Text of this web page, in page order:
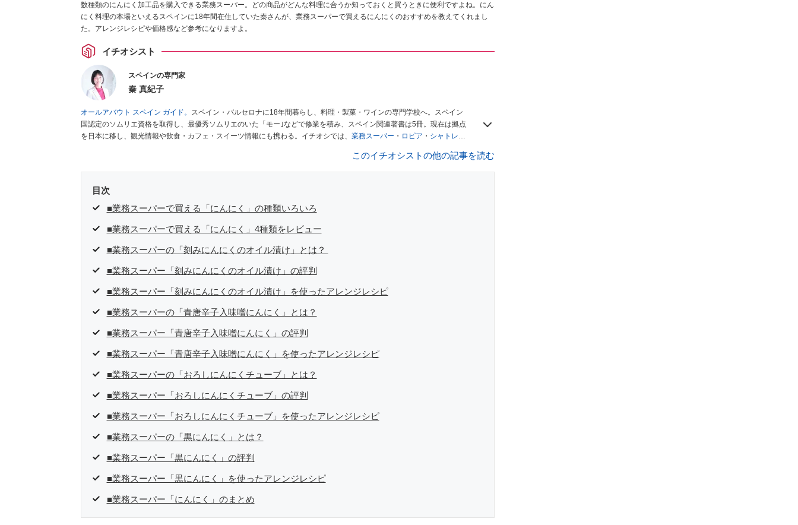
数種類のにんにく加工品を購入できる業務スーパー。どの商品がどんな料理に合うか知っておくと買うときに便利ですよね。にん
にく料理の本場といえるスペインに18年間在住していた秦さんが、業務スーパーで買えるにんにくのおすすめを教えてくれまし
た。アレンジレシピや価格感など参考になりますよ。
イチオシスト
スペインの専門家
秦 真紀子
オールアバウト スペイン ガイド。
スペイン・バルセロナに18年間暮らし、料理・製菓・ワインの専門学校へ。スペイン
国認定のソムリエ資格を取得し、最優秀ソムリエのいた「モー｣などで修業を積み、スペイン関連著書は5冊。現在は拠点
を日本に移し、観光情報や飲食・カフェ・スイーツ情報にも携わる。イチオシでは、 業務スーパー ・ ロピア ・ シャトレー
■経歴：ワイナリーツアーガイドや、飲食関連の方の視察旅行のコーディネートやガイド、スペ
インの食についての講演などの経験あり。2004年より「カフェ・スイーツ」（柴田書店）、「料理通信」（料理通信社）
ネートや執筆、著書5冊あり。 現在は、拠点をバルセロナから日本に移し、スペイン関連だけでなく日本の観光情報や飲
食店についてのコンテンツの執筆や、広報PR、出版プロデュースなどを行う。 ■寄稿雑誌……料理通信、カフェ・スイー
タ／aruco／地球の歩き方ほか。
このイチオシストの他の記事を読む
目次
■業務スーパーで買える「にんにく」の種類いろいろ
■業務スーパーで買える「にんにく」4種類をレビュー
■業務スーパーの「刻みにんにくのオイル漬け」とは？
■業務スーパー「刻みにんにくのオイル漬け」の評判
■業務スーパー「刻みにんにくのオイル漬け」を使ったアレンジレシピ
■業務スーパーの「青唐辛子入味噌にんにく」とは？
■業務スーパー「青唐辛子入味噌にんにく」の評判
■業務スーパー「青唐辛子入味噌にんにく」を使ったアレンジレシピ
■業務スーパーの「おろしにんにくチューブ」とは？
■業務スーパー「おろしにんにくチューブ」の評判
■業務スーパー「おろしにんにくチューブ」を使ったアレンジレシピ
■業務スーパーの「黒にんにく」とは？
■業務スーパー「黒にんにく」の評判
■業務スーパー「黒にんにく」を使ったアレンジレシピ
■業務スーパー「にんにく」のまとめ